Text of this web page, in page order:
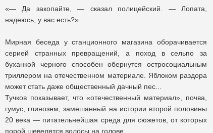
«— Да закопайте, — сказал полицейский. — Лопата,
надеюсь, у вас есть?»
Мирная беседа у станционного магазина оборачивается
серией странных превращений, а поход в сельпо за
буханкой черного способен обернутся остросоциальным
триллером на отечественном материале. Яблоком раздора
может стать даже общественный дачный пес...
Тучков показывает, что «отечественный материал», почва,
гумус, глинозем, замешанный на истории второй половины
20 века — питательнейшая среда для сюжетов, от которых
порой шевелятся волосы на голове.